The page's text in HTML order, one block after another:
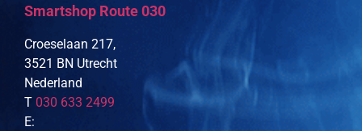
Smartshop Route 030
Croeselaan 217,
3521 BN Utrecht
Nederland
T 030 633 2499
E: